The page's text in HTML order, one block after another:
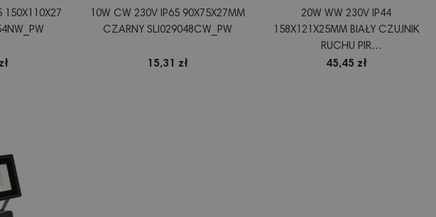
150X110X27
10W CW 230V IP65 90X75X27MM
CZARNY SLI029048CW_PW
15,31 zł
20W WW 230V IP44
158X121X25MM BIAŁY CZUJNIK
RUCHU PIR
SLI029042WW_CZUJNIK
45,45 zł